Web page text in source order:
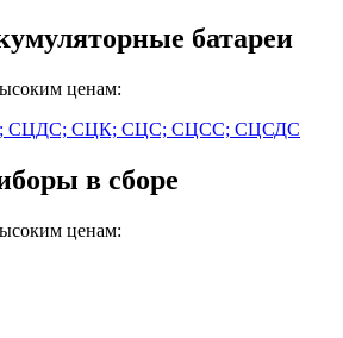
батареи
ценам:
СЦДС; СЦК; СЦС; СЦСС; СЦСДС
в сборе
ценам: